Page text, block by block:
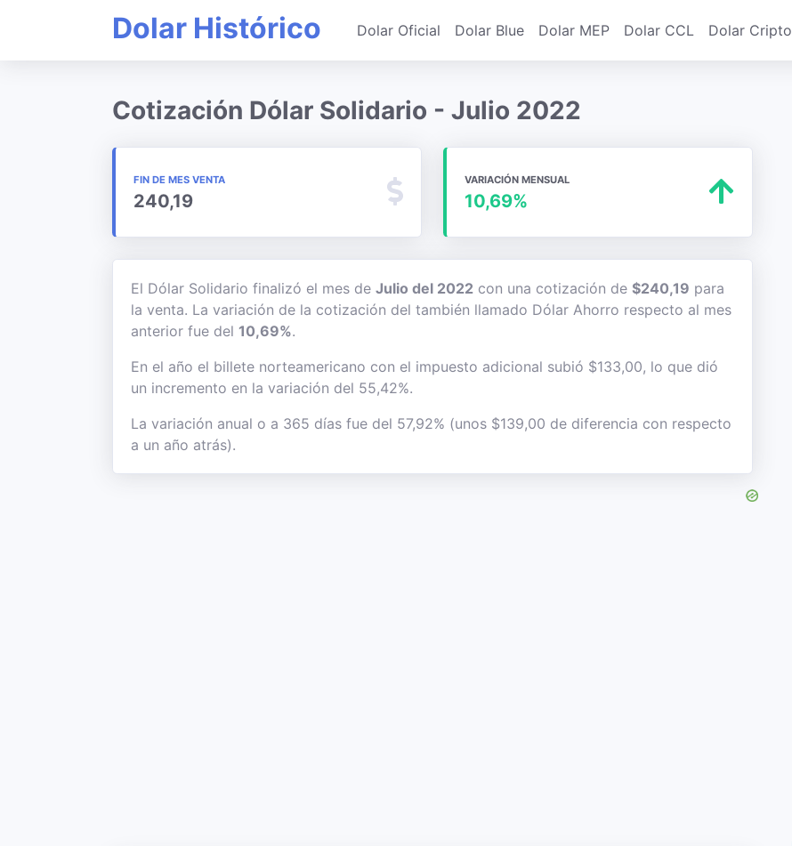
Dolar Histórico Dolar Oficial Dolar Blue Dolar MEP Dolar CCL Dolar Cripto
Cotización Dólar Solidario - Julio 2022
FIN DE MES VENTA
240,19
VARIACIÓN MENSUAL
10,69%
El Dólar Solidario finalizó el mes de Julio del 2022 con una cotización de $240,19 para
la venta. La variación de la cotización del también llamado Dólar Ahorro respecto al mes
anterior fue del 10,69%.
En el año el billete norteamericano con el impuesto adicional subió $133,00, lo que dió
un incremento en la variación del 55,42%.
La variación anual o a 365 días fue del 57,92% (unos $139,00 de diferencia con respecto
a un año atrás).